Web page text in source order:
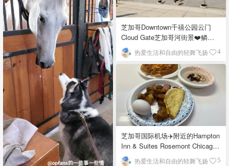
芝加哥Downtown千禧公园云门
Cloud Gate芝加哥河街景❤️鳞次
栉比的高楼
热爱生活和自由的轻舞飞扬 4
芝加哥国际机场✈️附近的Hampton
Inn & Suites Rosemont Chicago
O'Hare自助早餐
热爱生活和自由的轻舞飞扬 5